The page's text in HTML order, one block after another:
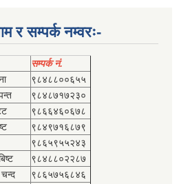
र सम्पर्क नम्वरः-
सम्पर्क नं.
९८४८८००६५५
९८४८७१७२३०
९८६६४६०६७८
९८४९७१६८७९
९८६५९५५२४३
९८४८८०२२८७
९८६५७५६८४६